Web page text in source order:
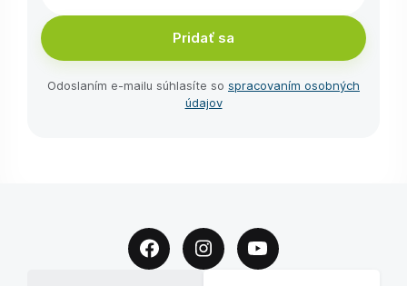
Pridať sa
Odoslaním e-⁠mailu súhlasíte so spracovaním osobných
údajov